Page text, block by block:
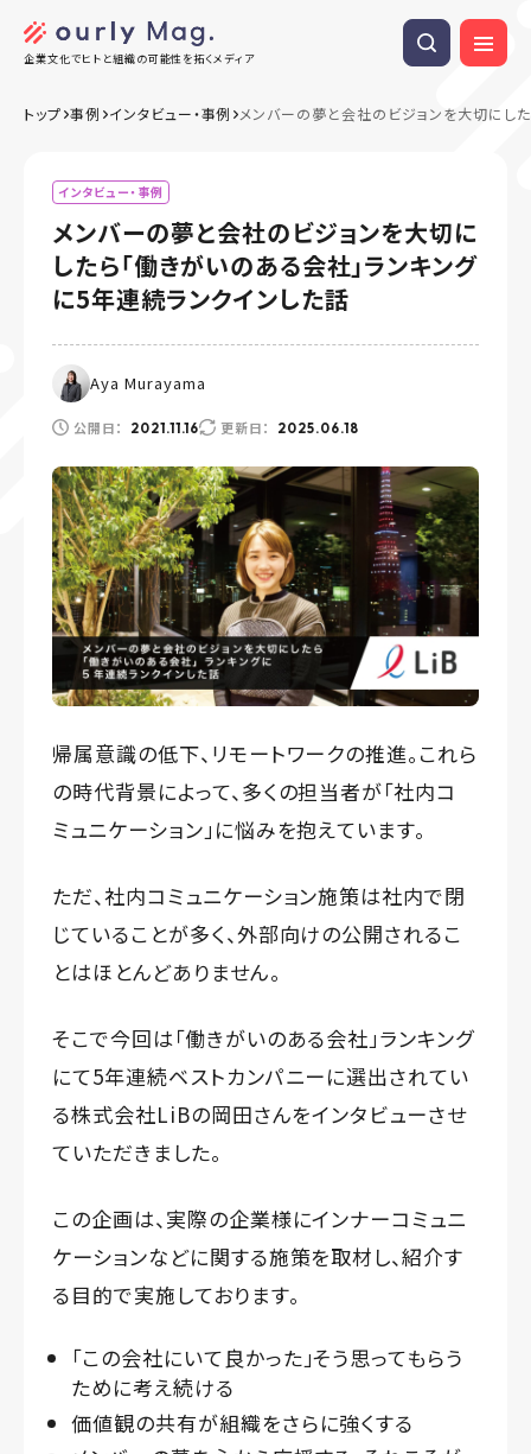
企業文化でヒトと組織の可能性を拓くメディア
トップ 事例 インタビュー・事例 メンバーの夢と会社のビジョンを大切にし
インタビュー・事例
メンバーの夢と会社のビジョンを大切に
したら「働きがいのある会社」ランキング
に5年連続ランクインした話
Aya Murayama
公開日： 2021.11.16 更新日： 2025.06.18
帰属意識の低下、リモートワークの推進。これら
の時代背景によって、多くの担当者が「社内コ
ミュニケーション」に悩みを抱えています。
ただ、社内コミュニケーション施策は社内で閉
じていることが多く、外部向けの公開されるこ
とはほとんどありません。
そこで今回は「働きがいのある会社」ランキング
にて5年連続ベストカンパニーに選出されてい
る株式会社LiBの岡田さんをインタビューさせ
ていただきました。
この企画は、実際の企業様にインナーコミュニ
ケーションなどに関する施策を取材し、紹介す
る目的で実施しております。
「この会社にいて良かった」そう思ってもらう
ために考え続ける
価値観の共有が組織をさらに強くする